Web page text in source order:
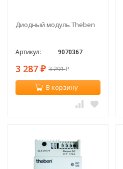
Диодный модуль Theben
Артикул: 9070367
3 287 ₽ 3 291₽
В корзину